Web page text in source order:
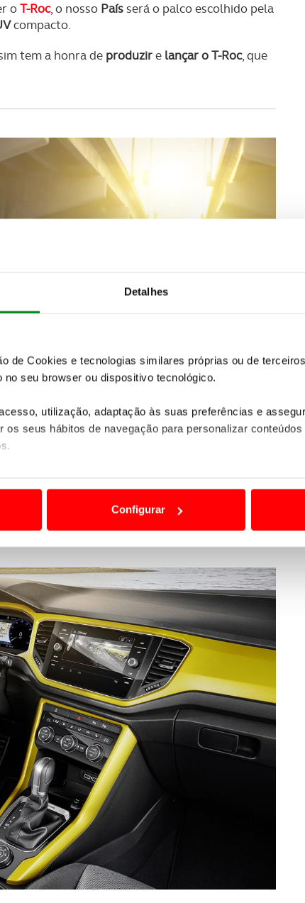
Detalhes
de Cookies e tecnologias similares próprias ou de
seu browser ou dispositivo tecnológico.
utilização, adaptação às suas preferências e
os seus hábitos de navegação para personalizar
sua experiência digital, personalizar conteúdos e
bem como para analisar dados de navegação no nosso
relativa à sua utilização do nosso site de
terceiros.
internacionais de dados pessoais serão realizadas
estritamente necessário no contexto dos serviços a
tipo de Cookies e tecnologias similares pode ter impacto
disponibilizados.
site.
Configurar
oT-Roc, o nosso Paísserá o palco escolhido pela
compacto.
tem a honra de produzire lançar o T-Roc, que
emOitavos, com as regiões de Cascais e
do Volkswagen T-Roc .